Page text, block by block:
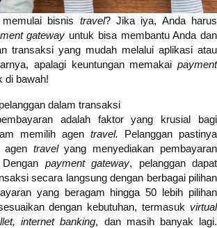
bisnis travel? Jika iya, Anda harus
gateway untuk bisa membantu Anda dan
transaksi yang mudah melalui aplikasi atau
apalagi keuntungan memakai payment
di bawah!
dalam transaksi
adalah faktor yang krusial bagi
memilih agen travel. Pelanggan pastinya
agen travelyang menyediakan pembayaran
payment gateway, pelanggan dapat
secara langsung dengan berbagai pilihan
yang beragam hingga 50 lebih pilihan
dengan kebutuhan, termasuk virtual
internet banking, dan masih banyak lagi.